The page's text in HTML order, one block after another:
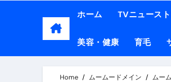
中町綾が2週間
【医者が解説】
ホーム TVニュース
美容・健康 育毛
Home ムームードメイン ムー